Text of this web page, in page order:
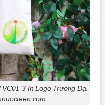
3 In Logo Trường Đại